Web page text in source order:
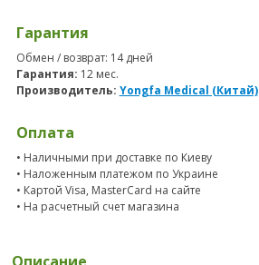
Гарантия
Обмен / возврат: 14 дней
Гарантия: 12 мес.
Производитель: Yongfa Medical (Китай)
Оплата
• Наличными при доставке по Киеву
• Наложенным платежом по Украине
• Картой Visa, MasterCard на сайте
• На расчетный счет магазина